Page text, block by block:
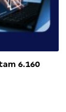
6.160